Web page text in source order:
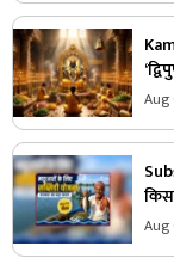
Aug
Aug